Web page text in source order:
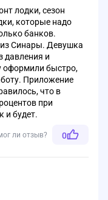
лодки, сезон
которые надо
банков.
Синары. Девушка
давления и
оформили быстро,
Приложение
что в
при
и будет.
ли отзыв? 0